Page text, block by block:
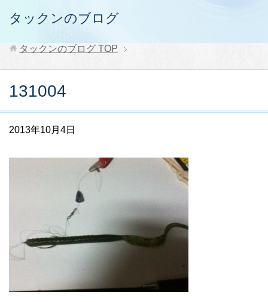
タックンのブログ
タックンのブログ TOP
131004
2013年10月4日